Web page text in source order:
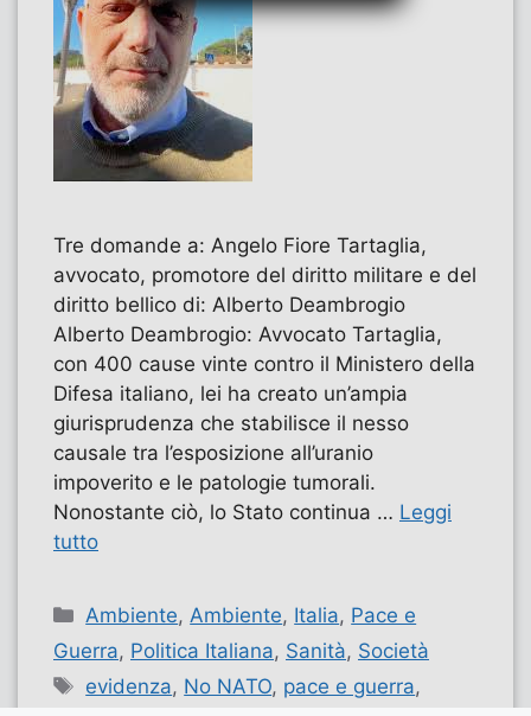
Tre domande a: Angelo Fiore Tartaglia,
avvocato, promotore del diritto militare e del
diritto bellico di: Alberto Deambrogio
Alberto Deambrogio: Avvocato Tartaglia,
con 400 cause vinte contro il Ministero della
Difesa italiano, lei ha creato un’ampia
giurisprudenza che stabilisce il nesso
causale tra l’esposizione all’uranio
impoverito e le patologie tumorali.
Nonostante ciò, lo Stato continua … Leggi
tutto
Categorie
Ambiente, Ambiente, Italia, Pace e
Guerra, Politica Italiana, Sanità, Società
Tag
evidenza, No NATO, pace e guerra,